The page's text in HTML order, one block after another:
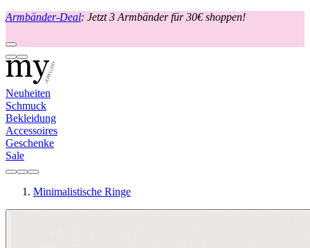
Armbänder-Deal: Jetzt 3 Armbänder für 30€ shoppen!
Neuheiten
Schmuck
Bekleidung
Accessoires
Geschenke
Sale
Minimalistische Ringe